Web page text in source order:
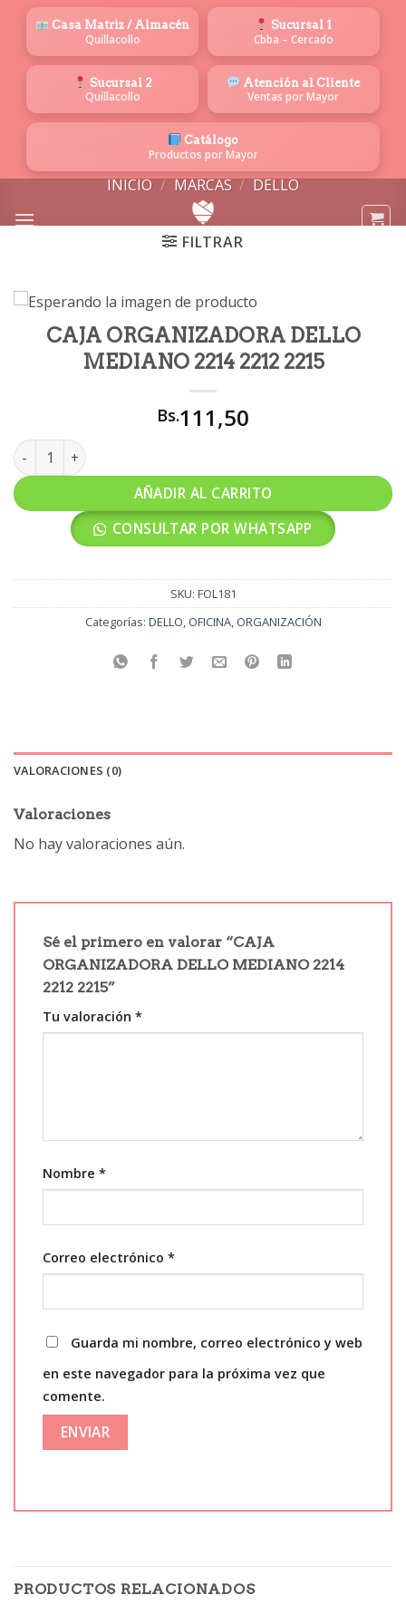
Saltar
contenido
Casa Matriz / Almacén
Quillacollo
Sucursal 1
Cbba – Cercado
Sucursal 2
Quillacollo
Atención al Cliente
Ventas por Mayor
Catálogo
Productos por Mayor
INICIO / MARCAS / DELLO
FILTRAR
CAJA ORGANIZADORA DELLO
MEDIANO 2214 2212 2215
Bs.111,50
CAJA ORGANIZADORA DELLO MEDIANO 2214 2212 2215
AÑADIR AL CARRITO
CONSULTAR POR WHATSAPP
SKU: FOL181
Categorías: DELLO, OFICINA, ORGANIZACIÓN
VALORACIONES (0)
Valoraciones
No hay valoraciones aún.
Sé el primero en valorar “CAJA
ORGANIZADORA DELLO MEDIANO 2214
2212 2215”
Tu valoración *
Nombre *
Correo electrónico *
Guarda mi nombre, correo electrónico y web
en este navegador para la próxima vez que
comente.
PRODUCTOS RELACIONADOS